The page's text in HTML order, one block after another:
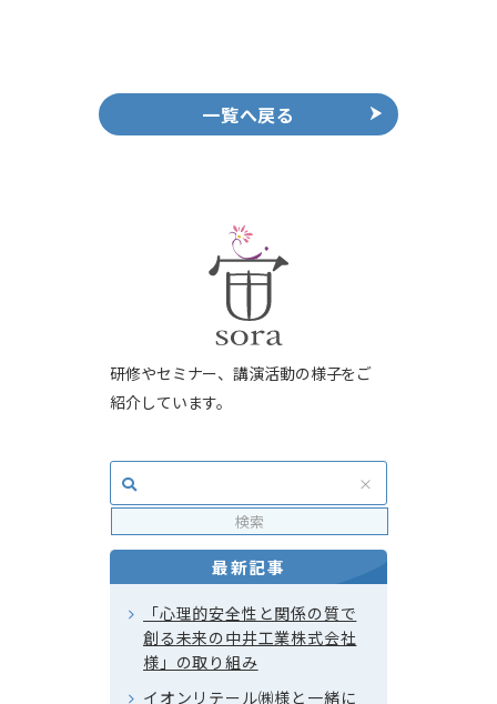
一覧へ戻る
研修やセミナー、講演活動の様子をご
紹介しています。
最新記事
「心理的安全性と関係の質で
創る未来の中井工業株式会社
様」の取り組み
イオンリテール㈱様と一緒に